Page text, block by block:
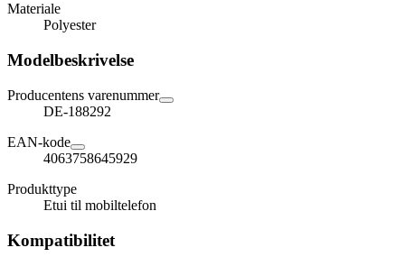
Materiale
Polyester
Modelbeskrivelse
Producentens varenummer
DE-188292
EAN-kode
4063758645929
Produkttype
Etui til mobiltelefon
Kompatibilitet